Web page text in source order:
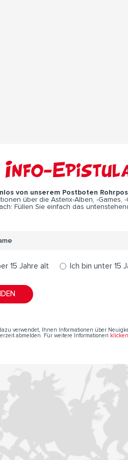
Info-
von unserem Postboten
über die Asterix-Alben, -Games,
Füllen Sie einfach das
15 Jahre alt Ich bin unter 15
verwendet, Ihnen Informationen über
abmelden. Für weitere Informationen